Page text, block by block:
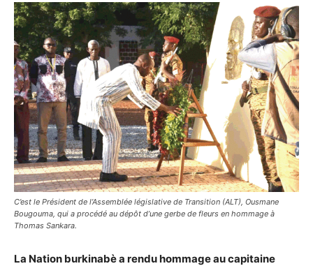
C’est le Président de l’Assemblée législative de Transition (ALT), Ousmane
Bougouma, qui a procédé au dépôt d’une gerbe de fleurs en hommage à
Thomas Sankara.
La Nation burkinabè a rendu hommage au capitaine